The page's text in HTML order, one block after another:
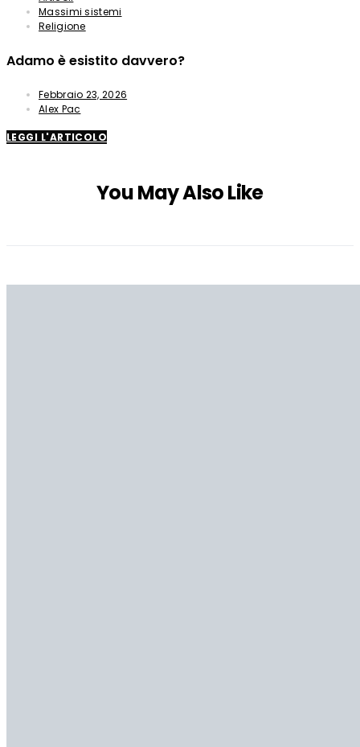
Massimi sistemi
Religione
Adamo è esistito davvero?
Febbraio 23, 2026
Alex Pac
LEGGI L'ARTICOLO
You May Also Like